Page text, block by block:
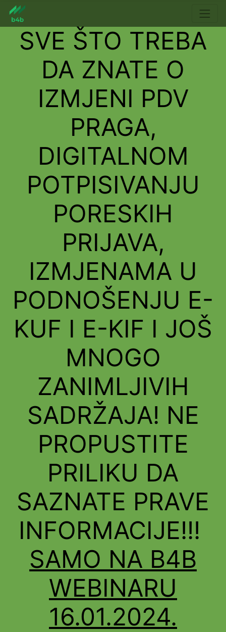
SVE ŠTO TREBA
DA ZNATE O
IZMJENI PDV
PRAGA,
DIGITALNOM
POTPISIVANJU
PORESKIH
PRIJAVA,
IZMJENAMA U
PODNOŠENJU E-
KUF I E-KIF I JOŠ
MNOGO
ZANIMLJIVIH
SADRŽAJA! NE
PROPUSTITE
PRILIKU DA
SAZNATE PRAVE
INFORMACIJE!!!
SAMO NA B4B
WEBINARU
16.01.2024.